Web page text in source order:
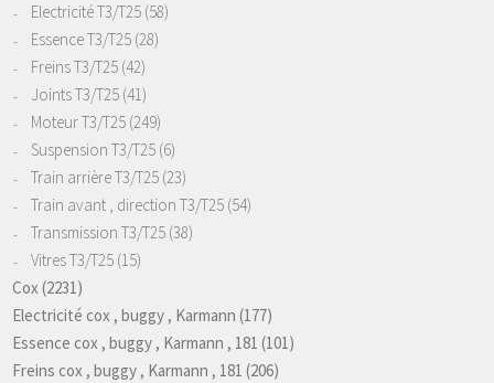
Electricité T3/T25 (58)
Essence T3/T25 (28)
Freins T3/T25 (42)
Joints T3/T25 (41)
Moteur T3/T25 (249)
Suspension T3/T25 (6)
Train arrière T3/T25 (23)
Train avant , direction T3/T25 (54)
Transmission T3/T25 (38)
Vitres T3/T25 (15)
Cox(2231)
Electricité cox , buggy , Karmann (177)
Essence cox , buggy , Karmann , 181 (101)
Freins cox , buggy , Karmann , 181 (206)